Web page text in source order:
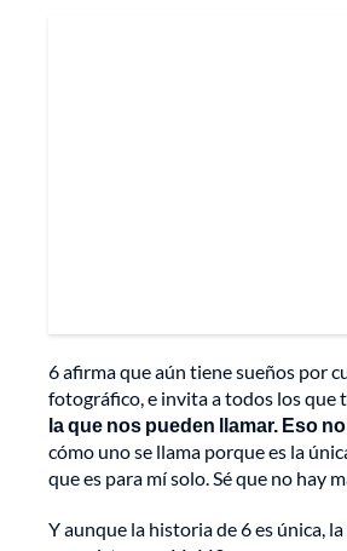
6 afirma que aún tiene sueños por
fotográfico, e invita a todos los que
la que nos pueden llamar. Eso
cómo uno se llama porque es la
que es para mí solo. Sé que no hay
Y aunque la historia de 6 es única,